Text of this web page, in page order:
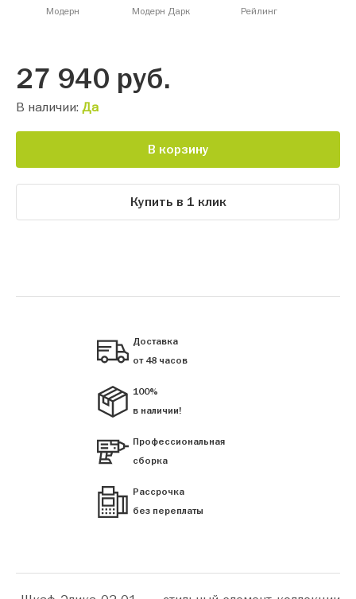
Модерн Модерн Дарк Рейлинг
27 940 руб.
В наличии: Да
В корзину
Купить в 1 клик
Доставка
от 48 часов
100%
в наличии!
Профессиональная
сборка
Рассрочка
без переплаты